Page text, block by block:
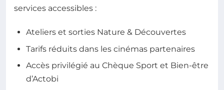
services accessibles :
Ateliers et sorties Nature & Découvertes
Tarifs réduits dans les cinémas partenaires
Accès privilégié au Chèque Sport et Bien-être
d’Actobi